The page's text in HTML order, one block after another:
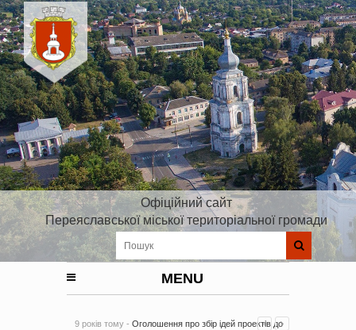
Офіційний сайт
Переяславської міської територіальної громади
MENU
9 років тому - Оголошення про збір ідей проектів до